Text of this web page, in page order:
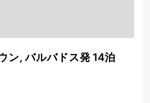
ン, バルバドス発 14泊